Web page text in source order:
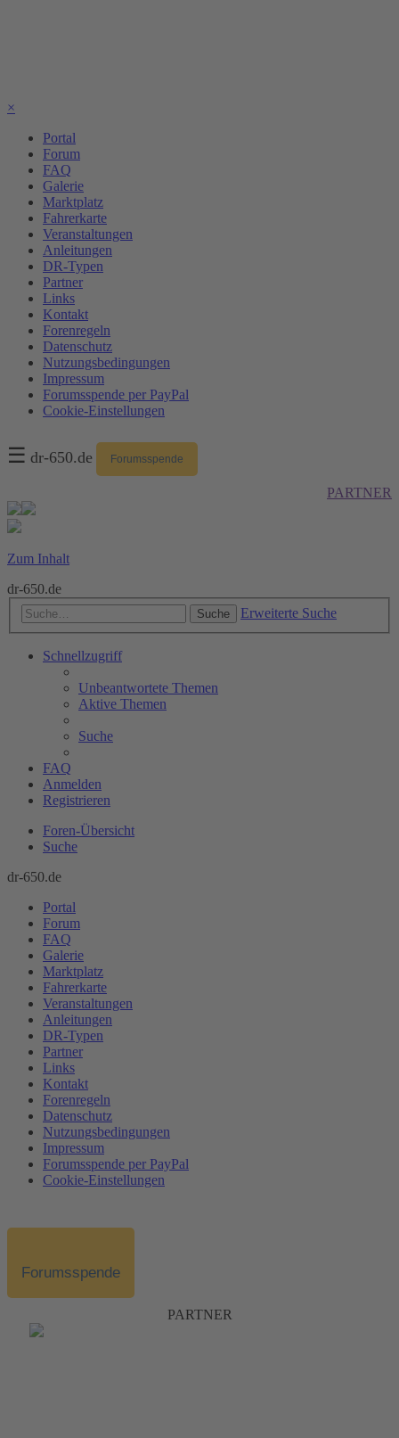
×
Portal
Forum
FAQ
Galerie
Marktplatz
Fahrerkarte
Veranstaltungen
Anleitungen
DR-Typen
Partner
Links
Kontakt
Forenregeln
Datenschutz
Nutzungsbedingungen
Impressum
Forumsspende per PayPal
Cookie-Einstellungen
☰ dr-650.de Forumsspende
PARTNER
Zum Inhalt
dr-650.de
Suche Erweiterte Suche
Schnellzugriff
Unbeantwortete Themen
Aktive Themen
Suche
FAQ
Anmelden
Registrieren
Foren-Übersicht
Suche
dr-650.de
Portal
Forum
FAQ
Galerie
Marktplatz
Fahrerkarte
Veranstaltungen
Anleitungen
DR-Typen
Partner
Links
Kontakt
Forenregeln
Datenschutz
Nutzungsbedingungen
Impressum
Forumsspende per PayPal
Cookie-Einstellungen
Forumsspende
PARTNER